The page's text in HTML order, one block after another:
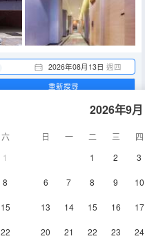
2026年08月13日 週四
六
1
8
15
22
2026年9月
日 一 二 三
四
1
2 3
6 7 8 9 10
13 14 15 16 17
20 21 22 23 24
重新搜尋
空調